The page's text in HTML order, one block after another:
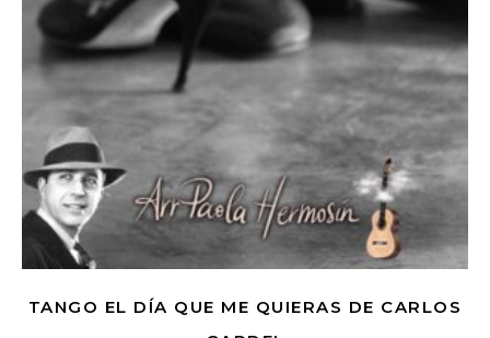
TANGO EL DÍA QUE ME QUIERAS DE CARLOS